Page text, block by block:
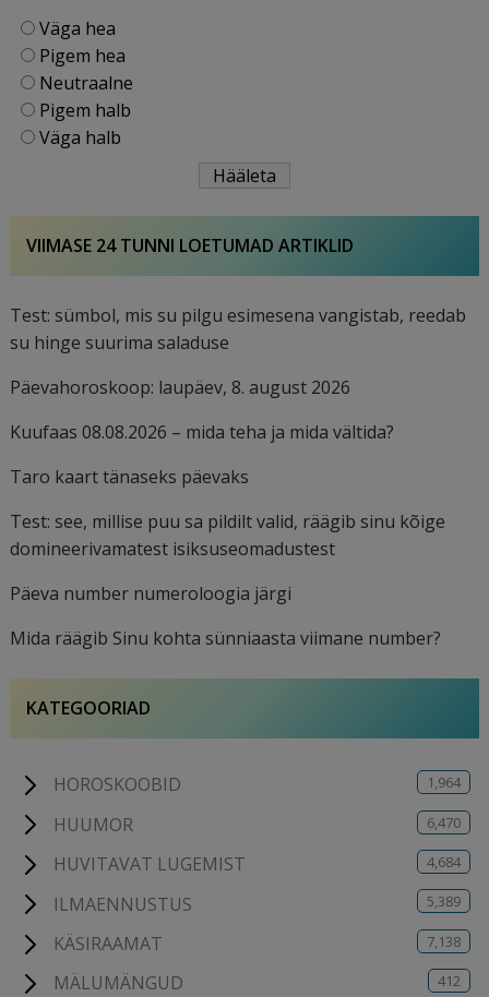
Väga hea
Pigem hea
Neutraalne
Pigem halb
Väga halb
VIIMASE 24 TUNNI LOETUMAD ARTIKLID
Test: sümbol, mis su pilgu esimesena vangistab, reedab
su hinge suurima saladuse
Päevahoroskoop: laupäev, 8. august 2026
Kuufaas 08.08.2026 – mida teha ja mida vältida?
Taro kaart tänaseks päevaks
Test: see, millise puu sa pildilt valid, räägib sinu kõige
domineerivamatest isiksuseomadustest
Päeva number numeroloogia järgi
Mida räägib Sinu kohta sünniaasta viimane number?
KATEGOORIAD
HOROSKOOBID 1,964
HUUMOR 6,470
HUVITAVAT LUGEMIST 4,684
ILMAENNUSTUS 5,389
KÄSIRAAMAT 7,138
MÄLUMÄNGUD 412